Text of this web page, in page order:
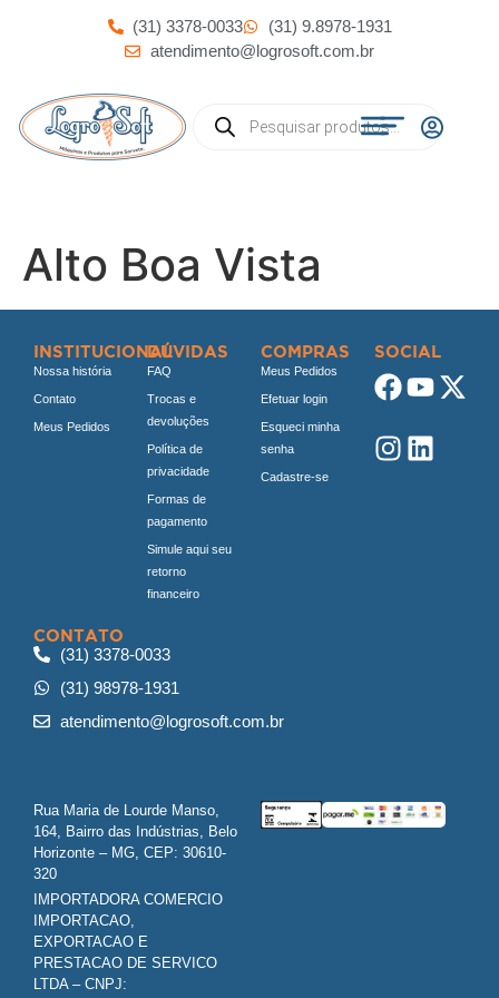
(31) 3378-0033
(31) 9.8978-1931
atendimento@logrosoft.com.br
Alto Boa Vista
INSTITUCIONAL
Nossa história
Contato
Meus Pedidos
DÚVIDAS
FAQ
Trocas e
devoluções
Política de
privacidade
Formas de
pagamento
Simule aqui seu
retorno
financeiro
COMPRAS
Meus Pedidos
Efetuar login
Esqueci minha
senha
Cadastre-se
SOCIAL
CONTATO
(31) 3378-0033
(31) 98978-1931
atendimento@logrosoft.com.br
Rua Maria de Lourde Manso,
164, Bairro das Indústrias, Belo
Horizonte – MG, CEP: 30610-
320
IMPORTADORA COMERCIO
IMPORTACAO,
EXPORTACAO E
PRESTACAO DE SERVICO
LTDA – CNPJ: